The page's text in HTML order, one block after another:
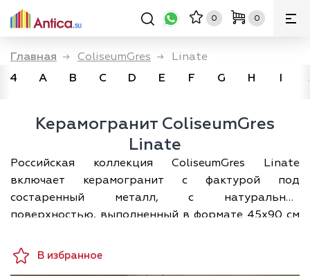
0 0
Главная → ColiseumGres →
Linate
4
A B C D E F G H I
Керамогранит ColiseumGres
Linate
Российская коллекция ColiseumGres Linate
включает керамогранит с фактурой под
состаренный металл, с натуральной
поверхностью, выполненный в формате 45х90 см
синем и золотом. В качестве компаньонов
предлагаются: белый настенный
В избранное